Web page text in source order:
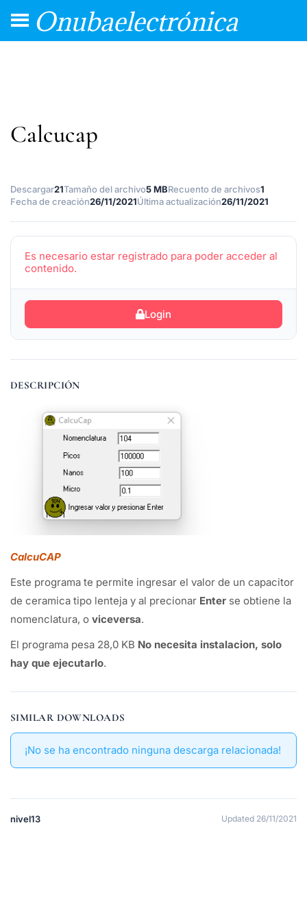
Onubaelectrónica
Calcucap
Descargar21Tamaño del archivo5 MBRecuento de archivos1
Fecha de creación26/11/2021Última actualización26/11/2021
Es necesario estar registrado para poder acceder al
contenido.
Login
DESCRIPCIÓN
CalcuCAP
Este programa te permite ingresar el valor de un capacitor
de ceramica tipo lenteja y al precionar Enter se obtiene la
nomenclatura, o viceversa.
El programa pesa 28,0 KB No necesita instalacion, solo
hay que ejecutarlo.
SIMILAR DOWNLOADS
¡No se ha encontrado ninguna descarga relacionada!
nivel13 Updated 26/11/2021